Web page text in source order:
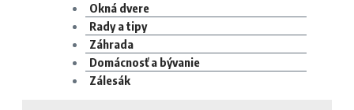
Okná dvere
Rady a tipy
Záhrada
Domácnosť a bývanie
Zálesák